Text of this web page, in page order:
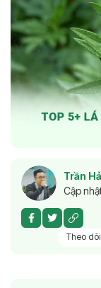
Trần
Cập
Theo